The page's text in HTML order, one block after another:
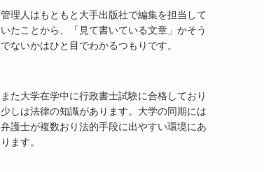
管理人はもともと大手出版社で編集を担当して
いたことから、「見て書いている文章」かそう
でないかはひと目でわかるつもりです。
また大学在学中に行政書士試験に合格しており
少しは法律の知識があります。大学の同期には
弁護士が複数おり法的手段に出やすい環境にあ
ります。